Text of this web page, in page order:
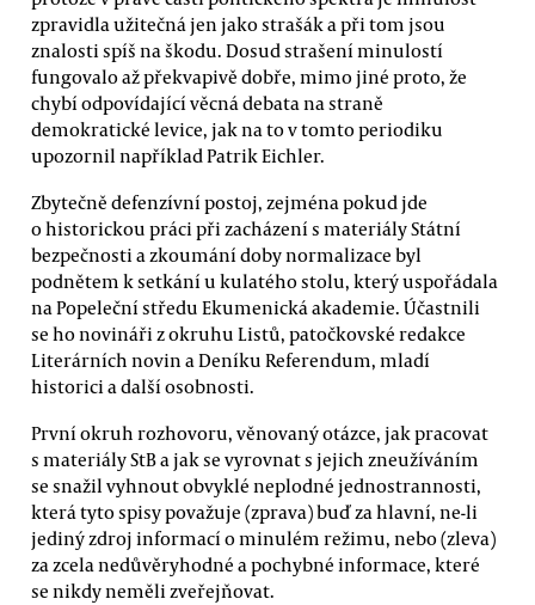
zpravidla užitečná jen jako strašák a při tom jsou
znalosti spíš na škodu. Dosud strašení minulostí
fungovalo až překvapivě dobře, mimo jiné proto, že
chybí odpovídající věcná debata na straně
demokratické levice, jak na to v tomto periodiku
upozornil například Patrik Eichler.
Zbytečně defenzívní postoj, zejména pokud jde
o historickou práci při zacházení s materiály Státní
bezpečnosti a zkoumání doby normalizace byl
podnětem k setkání u kulatého stolu, který uspořádala
na Popeleční středu Ekumenická akademie. Účastnili
se ho novináři z okruhu Listů, patočkovské redakce
Literárních novin a Deníku Referendum, mladí
historici a další osobnosti.
První okruh rozhovoru, věnovaný otázce, jak pracovat
s materiály StB a jak se vyrovnat s jejich zneužíváním
se snažil vyhnout obvyklé neplodné jednostrannosti,
která tyto spisy považuje (zprava) buď za hlavní, ne-li
jediný zdroj informací o minulém režimu, nebo (zleva)
za zcela nedůvěryhodné a pochybné informace, které
se nikdy neměli zveřejňovat.